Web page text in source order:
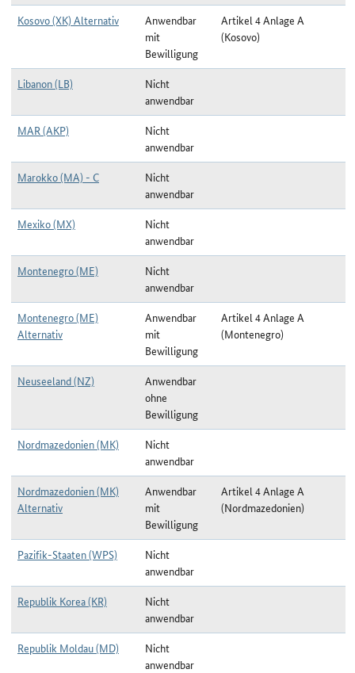
Kosovo (XK) Alternativ
Anwendbar
mit
Bewilligung
Artikel 4 Anlage A
(Kosovo)
Libanon (LB)
Nicht
anwendbar
MAR (AKP)
Nicht
anwendbar
Marokko (MA) - C
Nicht
anwendbar
Mexiko (MX)
Nicht
anwendbar
Montenegro (ME)
Nicht
anwendbar
Montenegro (ME)
Alternativ
Anwendbar
mit
Bewilligung
Artikel 4 Anlage A
(Montenegro)
Neuseeland (NZ)
Anwendbar
ohne
Bewilligung
Nordmazedonien (MK)
Nicht
anwendbar
Nordmazedonien (MK)
Alternativ
Anwendbar
mit
Bewilligung
Artikel 4 Anlage A
(Nordmazedonien)
Pazifik-Staaten (WPS)
Nicht
anwendbar
Republik Korea (KR)
Nicht
anwendbar
Republik Moldau (MD)
Nicht
anwendbar